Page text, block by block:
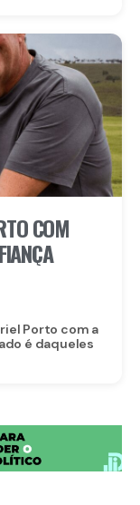
COM
Porto com a
é daqueles